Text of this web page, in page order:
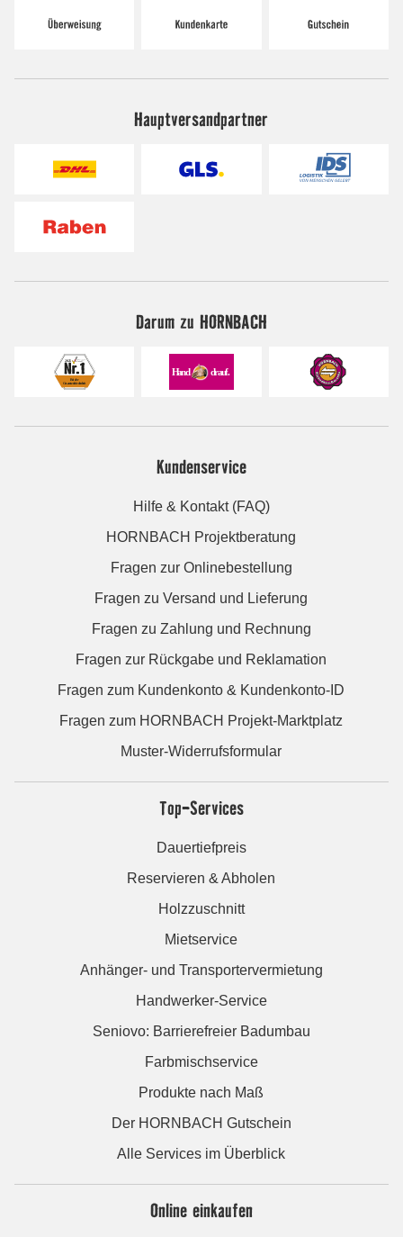
Hauptversandpartner
Darum zu HORNBACH
Kundenservice
Hilfe & Kontakt (FAQ)
HORNBACH Projektberatung
Fragen zur Onlinebestellung
Fragen zu Versand und Lieferung
Fragen zu Zahlung und Rechnung
Fragen zur Rückgabe und Reklamation
Fragen zum Kundenkonto & Kundenkonto-ID
Fragen zum HORNBACH Projekt-Marktplatz
Muster-Widerrufsformular
Top-Services
Dauertiefpreis
Reservieren & Abholen
Holzzuschnitt
Mietservice
Anhänger- und Transportervermietung
Handwerker-Service
Seniovo: Barrierefreier Badumbau
Farbmischservice
Produkte nach Maß
Der HORNBACH Gutschein
Alle Services im Überblick
Online einkaufen